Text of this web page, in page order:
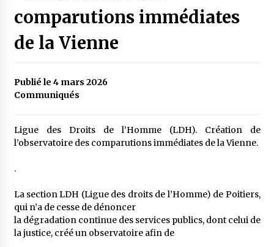
comparutions immédiates
de la Vienne
Publié le 4 mars 2026
Communiqués
Ligue des Droits de l’Homme (LDH). Création de
l’observatoire des comparutions immédiates de la Vienne.
.
La section LDH (Ligue des droits de l’Homme) de Poitiers,
qui n’a de cesse de dénoncer
la dégradation continue des services publics, dont celui de
la justice, créé un observatoire afin de